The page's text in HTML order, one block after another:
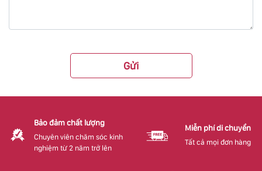
Gửi
Bảo đảm chất lượng
Chuyên viên chăm sóc kinh
nghiệm từ 2 năm trở lên
Miễn phí di chuyển
Tất cả mọi đơn hàng